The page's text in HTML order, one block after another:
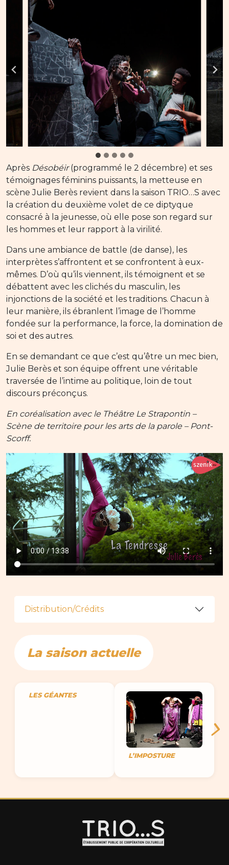
Après Désobéir(programmé le 2 décembre) et ses
témoignages féminins puissants, la metteuse en
scène Julie Berès revient dans la saison TRIO…S avec
la création du deuxième volet de ce diptyque
consacré à la jeunesse, où elle pose son regard sur
les hommes et leur rapport à la virilité.
Dans une ambiance de battle (de danse), les
interprètes s’affrontent et se confrontent à eux-
mêmes. D’où qu’ils viennent, ils témoignent et se
débattent avec les clichés du masculin, les
injonctions de la société et les traditions. Chacun à
leur manière, ils ébranlent l’image de l’homme
fondée sur la performance, la force, la domination de
soi et des autres.
En se demandant ce que c’est qu’être un mec bien,
Julie Berès et son équipe offrent une véritable
traversée de l’intime au politique, loin de tout
discours préconçus.
En coréalisation avec le Théâtre Le Strapontin –
Scène de territoire pour les arts de la parole – Pont-
Scorff.
Distribution/Crédits
La saison actuelle
LES GÉANTES
L’IMPOSTURE